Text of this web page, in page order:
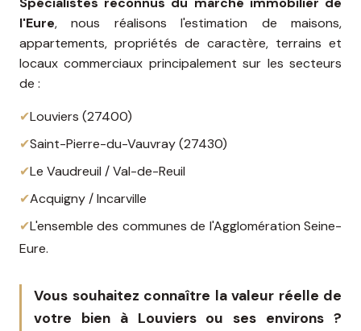
l'Eure, nous réalisons l'estimation de maisons,
appartements, propriétés de caractère, terrains et
locaux commerciaux principalement sur les secteurs
de :
✔Louviers (27400)
✔Saint-Pierre-du-Vauvray (27430)
✔Le Vaudreuil / Val-de-Reuil
✔Acquigny / Incarville
✔L'ensemble des communes de l'Agglomération Seine-
Eure.
Vous souhaitez connaître la valeur réelle de
votre bien à Louviers ou ses environs ?